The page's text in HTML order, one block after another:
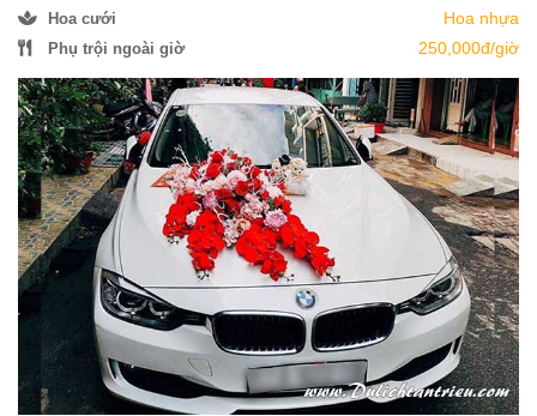
Hoa cưới Hoa nhựa
Phụ trội ngoài giờ 250,000đ/giờ